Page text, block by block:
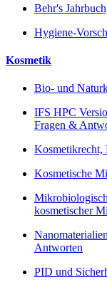
Behr's
Hygiene-
Kosmetik
Bio- und
IFS HPC
Fragen &
Kosmetikrecht,
Kosmetische
kosmetischer
Antworten
PID und